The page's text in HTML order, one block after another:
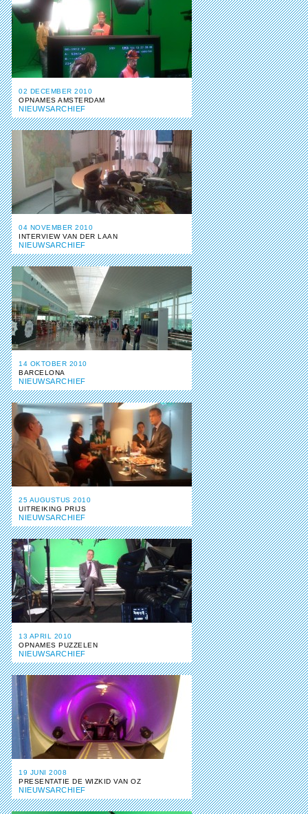
02 DECEMBER 2010
OPNAMES AMSTERDAM
NIEUWSARCHIEF
04 NOVEMBER 2010
INTERVIEW VAN DER LAAN
NIEUWSARCHIEF
14 OKTOBER 2010
BARCELONA
NIEUWSARCHIEF
25 AUGUSTUS 2010
UITREIKING PRIJS
NIEUWSARCHIEF
13 APRIL 2010
OPNAMES PUZZELEN
NIEUWSARCHIEF
19 JUNI 2008
PRESENTATIE DE WIZKID VAN OZ
NIEUWSARCHIEF